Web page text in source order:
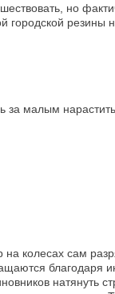
но
резины
за малым
колесах сам
благодаря
натянуть